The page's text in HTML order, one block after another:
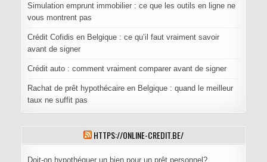
Simulation emprunt immobilier : ce que les outils en ligne ne
vous montrent pas
Crédit Cofidis en Belgique : ce qu’il faut vraiment savoir
avant de signer
Crédit auto : comment vraiment comparer avant de signer
Rachat de prêt hypothécaire en Belgique : quand le meilleur
taux ne suffit pas
HTTPS://ONLINE-CREDIT.BE/
Doit-on hypothéquer un bien pour un prêt personnel?